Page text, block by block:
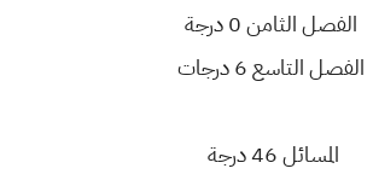
الفصل الثامن 0 درجة
الفصل التاسع 6 درجات
المسائل 46 درجة